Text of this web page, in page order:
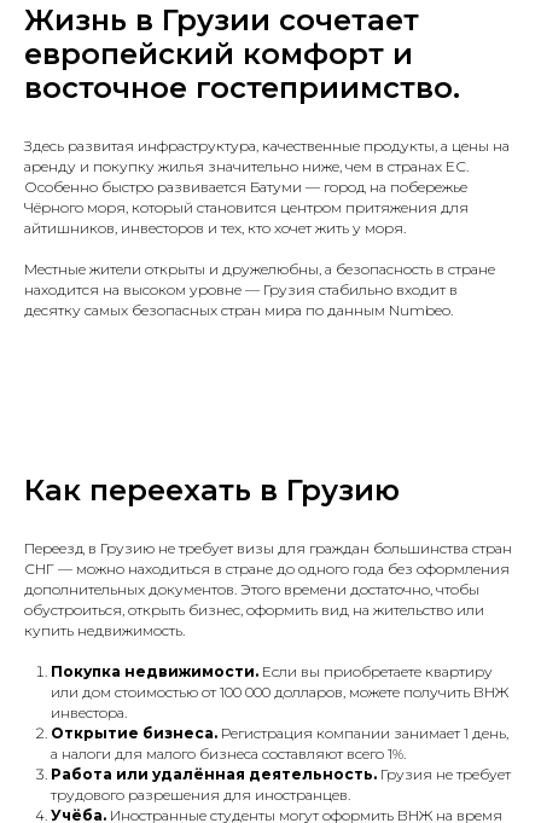
Жизнь в Грузии сочетает
европейский комфорт и
восточное гостеприимство.
Здесь развитая инфраструктура, качественные продукты, а цены на
аренду и покупку жилья значительно ниже, чем в странах ЕС.
Особенно быстро развивается Батуми — город на побережье
Чёрного моря, который становится центром притяжения для
айтишников, инвесторов и тех, кто хочет жить у моря.
Местные жители открыты и дружелюбны, а безопасность в стране
находится на высоком уровне — Грузия стабильно входит в
десятку самых безопасных стран мира по данным Numbeo.
Как переехать в Грузию
Переезд в Грузию не требует визы для граждан большинства стран
СНГ — можно находиться в стране до одного года без оформления
дополнительных документов. Этого времени достаточно, чтобы
обустроиться, открыть бизнес, оформить вид на жительство или
купить недвижимость.
Покупка недвижимости. Если вы приобретаете квартиру
или дом стоимостью от 100 000 долларов, можете получить ВНЖ
инвестора.
Открытие бизнеса. Регистрация компании занимает 1 день,
а налоги для малого бизнеса составляют всего 1%.
Работа или удалённая деятельность. Грузия не требует
трудового разрешения для иностранцев.
Учёба. Иностранные студенты могут оформить ВНЖ на время